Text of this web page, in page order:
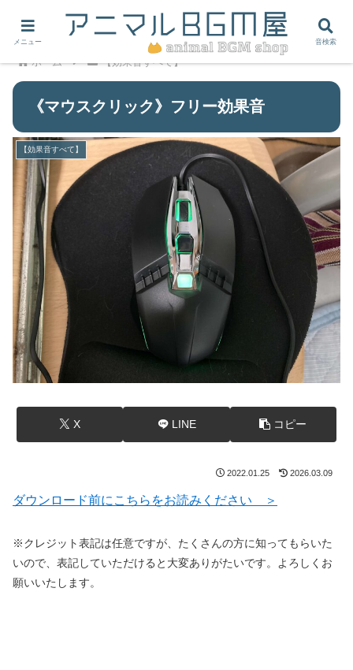
ホーム 【効果音すべて】
《マウスクリック》フリー効果音
【効果音すべて】
X LINE コピー
2022.01.25 2026.03.09
ダウンロード前にこちらをお読みください ＞
※クレジット表記は任意ですが、たくさんの方に知ってもらいた
いので、表記していただけると大変ありがたいです。よろしくお
願いいたします。
メニュー 音検索